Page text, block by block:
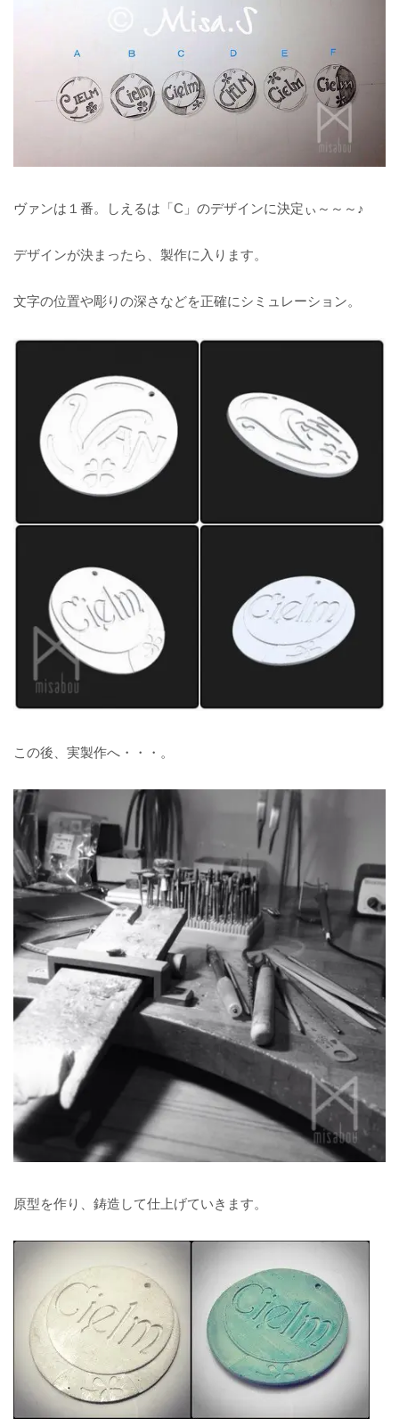
ヴァンは１番。しえるは「C」のデザインに決定ぃ～～～♪
デザインが決まったら、製作に入ります。
文字の位置や彫りの深さなどを正確にシミュレーション。
この後、実製作へ・・・。
原型を作り、鋳造して仕上げていきます。